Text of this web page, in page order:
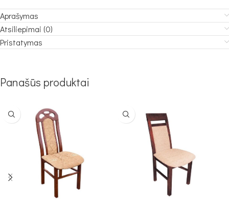
Aprašymas
Atsiliepimai (0)
Pristatymas
Panašūs produktai